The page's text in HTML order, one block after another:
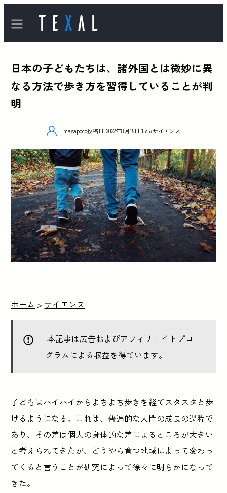
日本の子どもたちは、諸外国とは微妙に異
なる方法で歩き方を習得していることが判
明
masapoco投稿日 2022年8月15日 15:57サイエンス
ホーム > サイエンス
本記事は広告およびアフィリエイトプロ
グラムによる収益を得ています。
子どもはハイハイからよちよち歩きを経てスタスタと歩
けるようになる。これは、普遍的な人間の成長の過程で
あり、その差は個人の身体的な差によるところが大きい
と考えられてきたが、どうやら育つ地域によって変わっ
てくると言うことが研究によって徐々に明らかになって
きた。